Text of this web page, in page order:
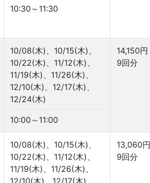
10:30～11:30
10/08(木)、10/15(木)、
10/22(木)、11/12(木)、
11/19(木)、11/26(木)、
12/10(木)、12/17(木)、
12/24(木)
10:00～11:00
14,150円
9回分
10/08(木)、10/15(木)、
10/22(木)、11/12(木)、
11/19(木)、11/26(木)、
12/10(木)、12/17(木)、
13,060円
9回分